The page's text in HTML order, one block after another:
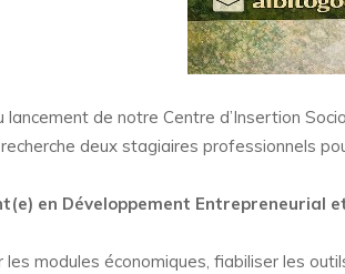
lancement de notre Centre d’Insertion
deux stagiaires professionnels
en Développement Entrepreneurial
les modules économiques, fiabiliser les